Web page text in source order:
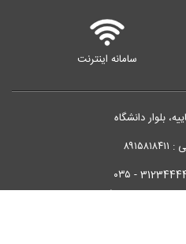
سامانه اینترنت
بلوار دانشگاه
متعلق به دانشگاه یزد است.